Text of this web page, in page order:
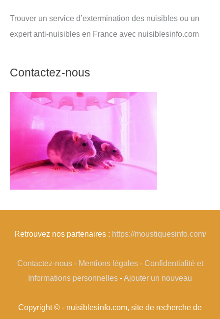
Trouver un service d’extermination des nuisibles ou un
expert anti-nuisibles en France avec nuisiblesinfo.com
Contactez-nous
Retrouvez nos partenaires : https://moustiquesinfo.com/
Contactez-nous- Mentions légales- Confidentialité et
Informations personnelles -Ajouter un nouveau
Copyright © - nuisiblesinfo.com, site de recherche de